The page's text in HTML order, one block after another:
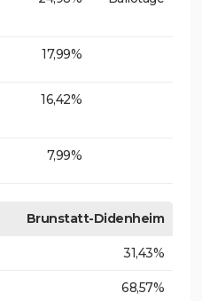
17,99%
16,42%
7,99%
Brunstatt-Didenheim
31,43%
68,57%